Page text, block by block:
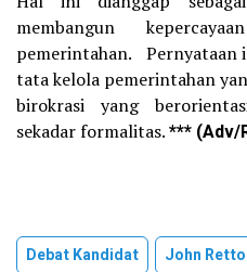
membangun
pemerintahan. Pernyataan
tata kelola pemerintahan
birokrasi yang
sekadar formalitas.*** (Adv/
Debat Kandidat John